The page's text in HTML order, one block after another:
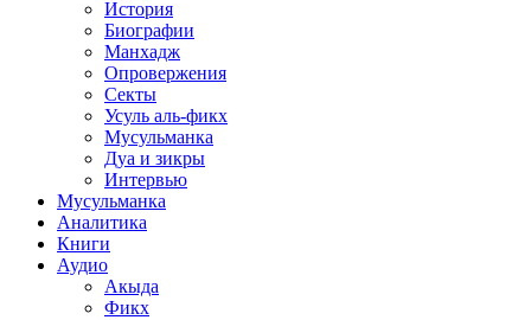
История
Биографии
Манхадж
Опровержения
Секты
Усуль аль-фикх
Мусульманка
Дуа и зикры
Интервью
Мусульманка
Аналитика
Книги
Аудио
Акыда
Фикх